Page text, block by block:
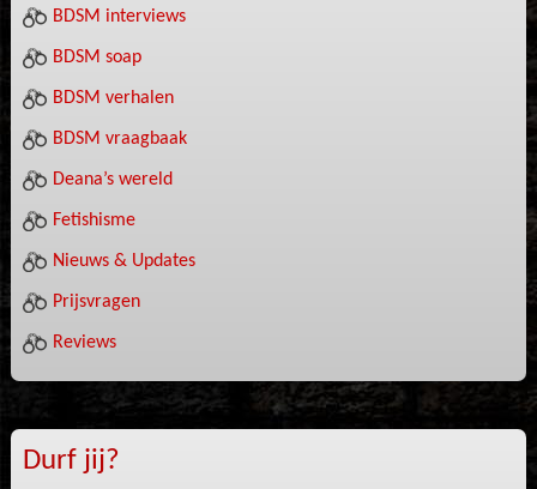
BDSM interviews
BDSM soap
BDSM verhalen
BDSM vraagbaak
Deana’s wereld
Fetishisme
Nieuws & Updates
Prijsvragen
Reviews
Durf jij?